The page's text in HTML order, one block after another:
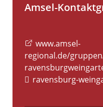
Amsel-
www.amsel-
regional.de/
ravensburg-